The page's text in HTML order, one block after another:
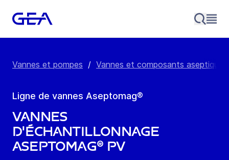
Vannes et pompes / Vannes et composants aseptiques
Ligne de vannes Aseptomag®
Vannes
d'échantillonnage
Aseptomag® PV